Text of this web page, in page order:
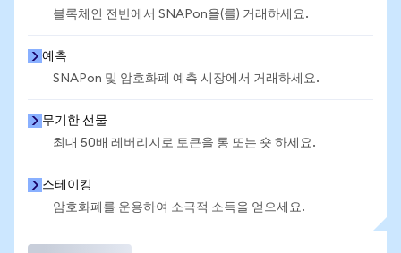
블록체인 전반에서 SNAPon을(를) 거래하세요.
예측
SNAPon 및 암호화폐 예측 시장에서 거래하세요.
무기한 선물
최대 50배 레버리지로 토큰을 롱 또는 숏 하세요.
스테이킹
암호화폐를 운용하여 소극적 소득을 얻으세요.